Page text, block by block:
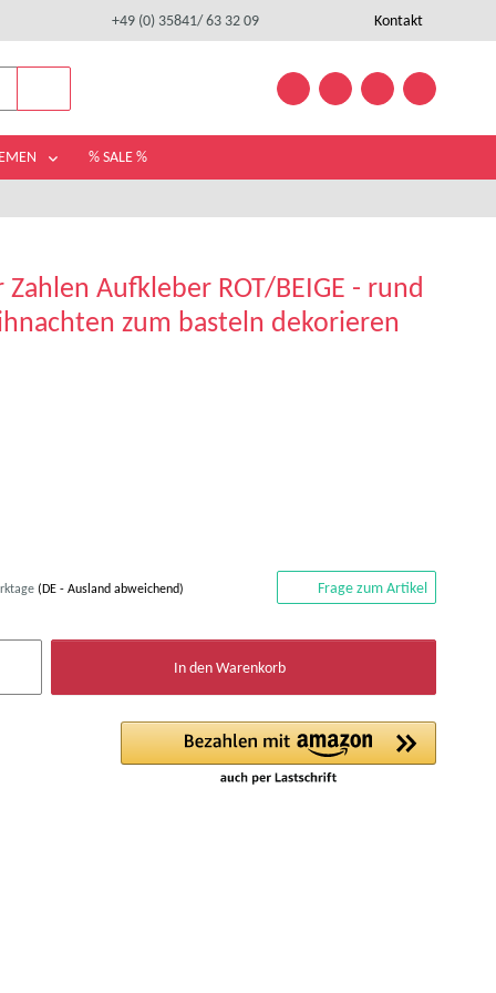
+49 (0) 35841/ 63 32 09 Kontakt
% SALE %
Aufkleber ROT/BEIGE - rund
zum basteln dekorieren
(DE - Ausland abweichend) Frage zum Artikel
In den Warenkorb